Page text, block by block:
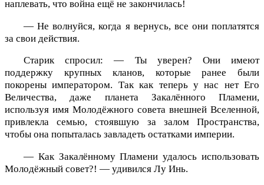
наплевать, что война ещё не закончилась!
— Не волнуйся, когда я вернусь, все они поплатятся
за свои действия.
Старик спросил: — Ты уверен? Они имеют
поддержку крупных кланов, которые ранее были
покорены императором. Так как теперь у нас нет Его
Величества, даже планета Закалённого Пламени,
используя имя Молодёжного совета внешней Вселенной,
привлекла семью, стоявшую за залом Пространства,
чтобы она попыталась завладеть остатками империи.
— Как Закалённому Пламени удалось использовать
Молодёжный совет?! — удивился Лу Инь.